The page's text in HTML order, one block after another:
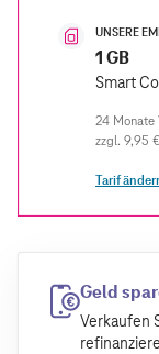
UNSERE
1 GB
Smart
zzgl. 9,95 €
Tarif
Geld
Verkaufen